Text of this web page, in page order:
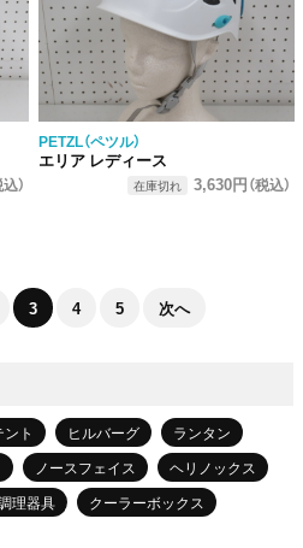
込）
PETZL（ペツル）
エリア レディース
在庫切れ 3,630円（税込）
3 4 5 次へ
ント ヒルバーグ
ランタン
ノースフェイス
ヘリノックス
理器具 クーラーボックス